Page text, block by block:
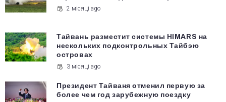
2 місяці ago
Тайвань разместит системы HIMARS на
нескольких подконтрольных Тайбэю
островах
3 місяці ago
Президент Тайваня отменил первую за
более чем год зарубежную поездку